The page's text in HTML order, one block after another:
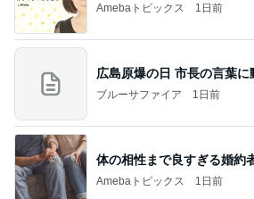
Amebaトピックス 1日前
広島原爆の日 市長の言葉に
ブルーサファイア 1日前
体の相性まで良すぎる婚約
Amebaトピックス 1日前